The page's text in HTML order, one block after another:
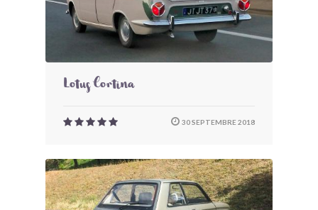
Lotus Cortina
30 SEPTEMBRE 2018